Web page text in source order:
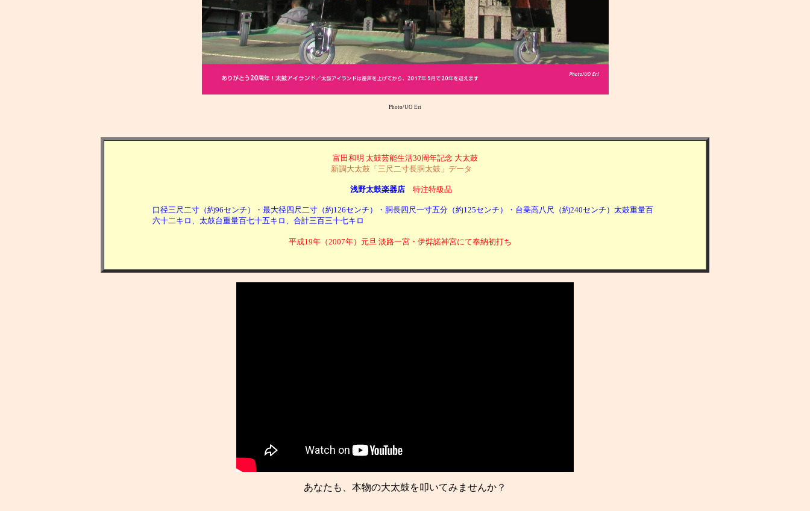
Photo/UO Eri
富田和明 太鼓芸能生活30周年記念 大太鼓
新調大太鼓「三尺二寸長胴太鼓」データ
浅野太鼓楽器店 特注特級品
口径三尺二寸（約96センチ）・最大径四尺二寸（約126センチ）・胴長四尺一寸五分（約125センチ）・台乗高八尺（約240センチ） 太鼓重量百
六十二キロ、太鼓台重量百七十五キロ、合計三百三十七キロ
平成19年（2007年）元旦 淡路一宮・伊弉諾神宮にて奉納初打ち
あなたも、本物の大太鼓を叩いてみませんか？